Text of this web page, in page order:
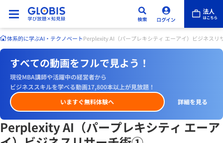
体系的に学ぶAI・テクノベートPerplexity AI（パープレキシティ エーアイ）ビジネス
すべての動画をフルで見よう！
現役MBA講師や活躍中の経営者から
ビジネススキルを学べる動画17,800本以上が見放題！
いますぐ無料体験へ
詳細を見る
Perplexity AI（パープレキシティ エーア